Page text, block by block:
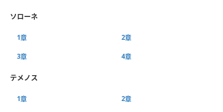
ソローネ
1章 2章
3章 4章
テメノス
1章 2章